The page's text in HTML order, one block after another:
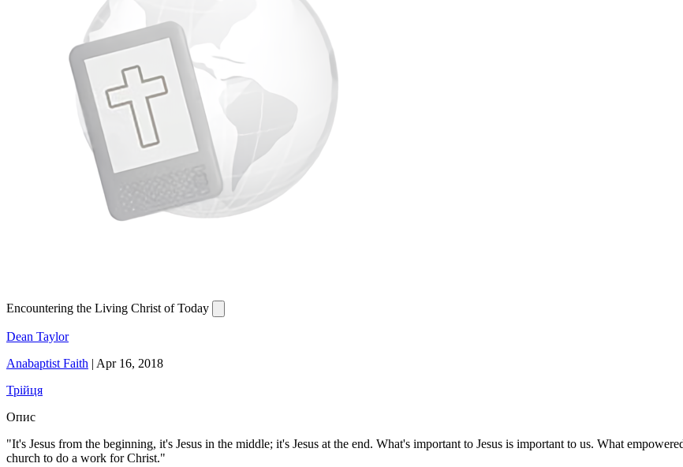
Encountering the Living Christ of Today
Dean Taylor
Anabaptist Faith | Apr 16, 2018
Трійця
Опис
"It's Jesus from the beginning, it's Jesus in the middle; it's Jesus at the end. What's important to Jesus is important to us. What
church to do a work for Christ."